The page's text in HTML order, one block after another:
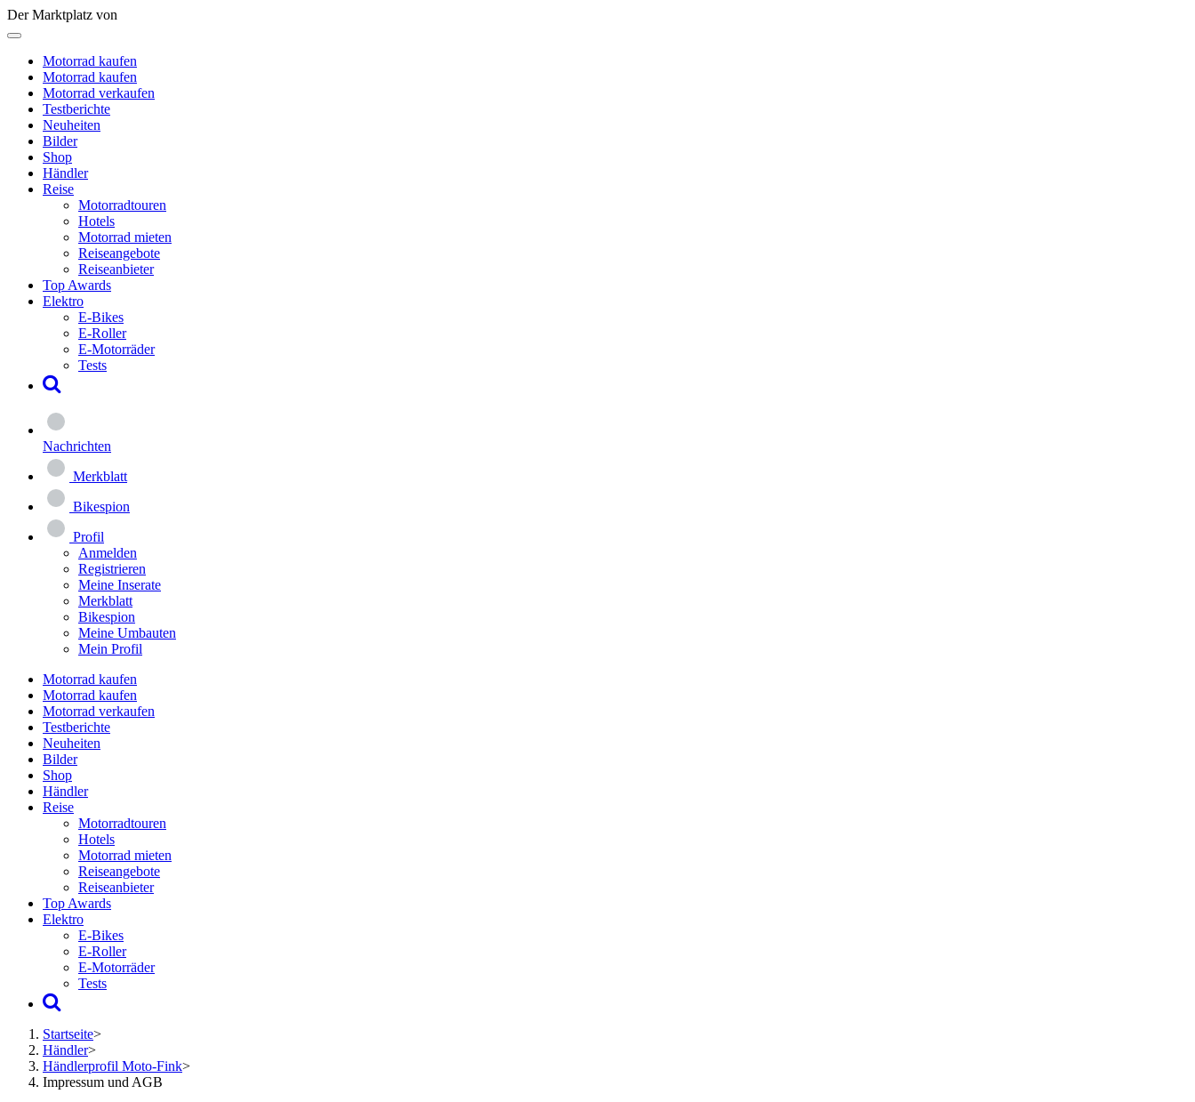
Der Marktplatz von
Motorrad kaufen
Motorrad kaufen
Motorrad verkaufen
Testberichte
Neuheiten
Bilder
Shop
Händler
Reise
Motorradtouren
Hotels
Motorrad mieten
Reiseangebote
Reiseanbieter
Top Awards
Elektro
E-Bikes
E-Roller
E-Motorräder
Tests
Nachrichten
Merkblatt
Bikespion
Profil
Anmelden
Registrieren
Meine Inserate
Merkblatt
Bikespion
Meine Umbauten
Mein Profil
Motorrad kaufen
Motorrad kaufen
Motorrad verkaufen
Testberichte
Neuheiten
Bilder
Shop
Händler
Reise
Motorradtouren
Hotels
Motorrad mieten
Reiseangebote
Reiseanbieter
Top Awards
Elektro
E-Bikes
E-Roller
E-Motorräder
Tests
Startseite>
Händler>
Händlerprofil Moto-Fink>
Impressum und AGB